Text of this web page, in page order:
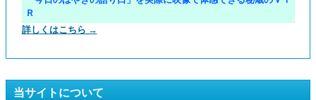
Ｒ
詳しくはこちら →
当サイトについて